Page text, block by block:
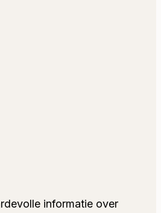
informatie over